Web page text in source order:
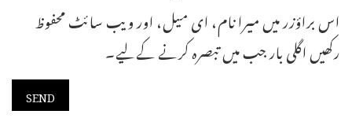
اس براؤزر میں میرا نام، ای میل، اور ویب سائٹ محفوظ
رکھیں اگلی بار جب میں تبصرہ کرنے کےلیے۔